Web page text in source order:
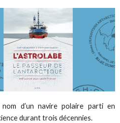
d’un navire polaire parti en
durant trois décennies.